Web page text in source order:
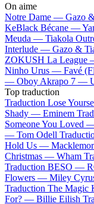
On aime
Notre Dame — Gazo
KeBlack Bécane —
Meuda — Tiakola
Interlude — Gazo &
ZOKUSH La League
Ninho Urus — Favé
— Oboy Akrapo 7 —
Top traduction
Traduction Lose
Shady — Eminem
Someone You Loved
— Tom Odell
Hold Us —
Christmas — Wham
Traduction BESO —
Flowers — Miley
Traduction The
For? — Billie Eilish